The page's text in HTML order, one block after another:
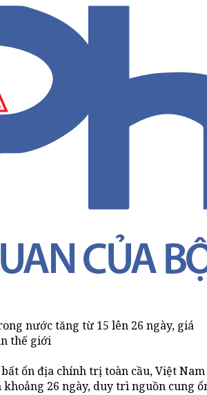
nước tăng từ 15 lên 26 ngày, giá
thế giới
ổn địa chính trị toàn cầu, Việt
khoảng 26 ngày, duy trì nguồn